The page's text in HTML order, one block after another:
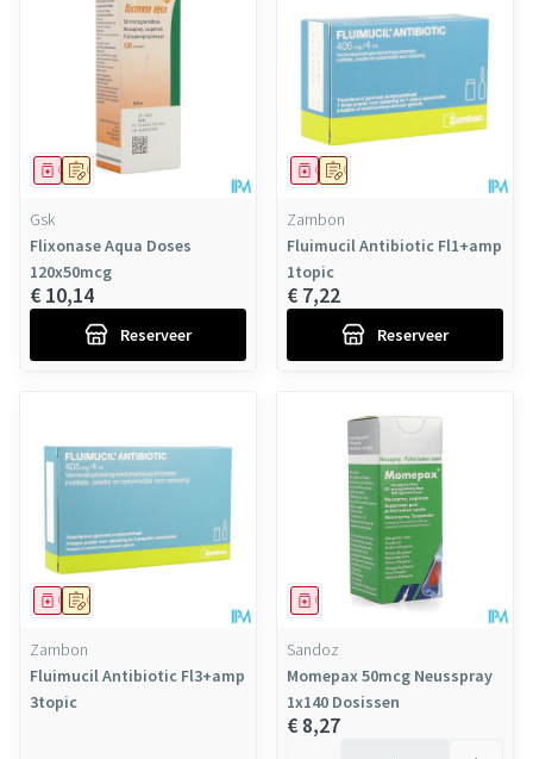
Op voorschrift
Geneesmiddel
Gsk
Flixonase Aqua Doses
120x50mcg
€ 10,14
Reserveer
Op voorschrift
Geneesmiddel
Zambon
Fluimucil Antibiotic Fl1+amp
1topic
€ 7,22
Reserveer
Op voorschrift
Geneesmiddel
Zambon
Fluimucil Antibiotic Fl3+amp
3topic
Geneesmiddel
Sandoz
Momepax 50mcg Neusspray
1x140 Dosissen
€ 8,27